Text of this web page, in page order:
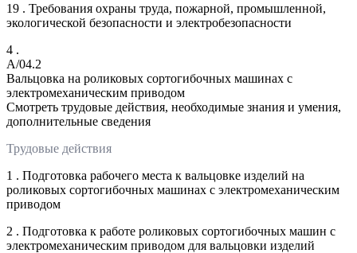
19 . Требования охраны труда, пожарной, промышленной,
экологической безопасности и электробезопасности
4 .
A/04.2
Вальцовка на роликовых сортогибочных машинах с
электромеханическим приводом
Смотреть трудовые действия, необходимые знания и умения,
дополнительные сведения
Трудовые действия
1 . Подготовка рабочего места к вальцовке изделий на
роликовых сортогибочных машинах с электромеханическим
приводом
2 . Подготовка к работе роликовых сортогибочных машин с
электромеханическим приводом для вальцовки изделий